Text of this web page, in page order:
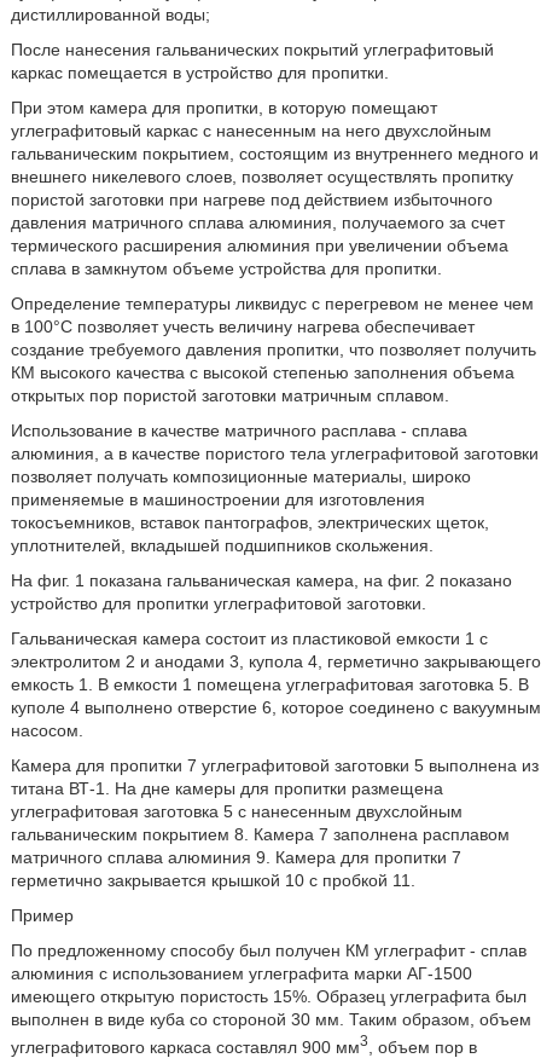
дистиллированной воды;
После нанесения гальванических покрытий углеграфитовый
каркас помещается в устройство для пропитки.
При этом камера для пропитки, в которую помещают
углеграфитовый каркас с нанесенным на него двухслойным
гальваническим покрытием, состоящим из внутреннего медного и
внешнего никелевого слоев, позволяет осуществлять пропитку
пористой заготовки при нагреве под действием избыточного
давления матричного сплава алюминия, получаемого за счет
термического расширения алюминия при увеличении объема
сплава в замкнутом объеме устройства для пропитки.
Определение температуры ликвидус с перегревом не менее чем
в 100°С позволяет учесть величину нагрева обеспечивает
создание требуемого давления пропитки, что позволяет получить
КМ высокого качества с высокой степенью заполнения объема
открытых пор пористой заготовки матричным сплавом.
Использование в качестве матричного расплава - сплава
алюминия, а в качестве пористого тела углеграфитовой заготовки
позволяет получать композиционные материалы, широко
применяемые в машиностроении для изготовления
токосъемников, вставок пантографов, электрических щеток,
уплотнителей, вкладышей подшипников скольжения.
На фиг. 1 показана гальваническая камера, на фиг. 2 показано
устройство для пропитки углеграфитовой заготовки.
Гальваническая камера состоит из пластиковой емкости 1 с
электролитом 2 и анодами 3, купола 4, герметично закрывающего
емкость 1. В емкости 1 помещена углеграфитовая заготовка 5. В
куполе 4 выполнено отверстие 6, которое соединено с вакуумным
насосом.
Камера для пропитки 7 углеграфитовой заготовки 5 выполнена из
титана ВТ-1. На дне камеры для пропитки размещена
углеграфитовая заготовка 5 с нанесенным двухслойным
гальваническим покрытием 8. Камера 7 заполнена расплавом
матричного сплава алюминия 9. Камера для пропитки 7
герметично закрывается крышкой 10 с пробкой 11.
Пример
По предложенному способу был получен КМ углеграфит - сплав
алюминия с использованием углеграфита марки АГ-1500
имеющего открытую пористость 15%. Образец углеграфита был
выполнен в виде куба со стороной 30 мм. Таким образом, объем
углеграфитового каркаса составлял 900 мм3
, объем пор в